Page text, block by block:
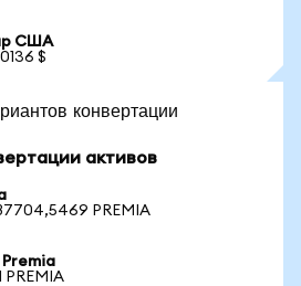
США
$
конвертации
активов
PREMIA
Premia
PREMIA